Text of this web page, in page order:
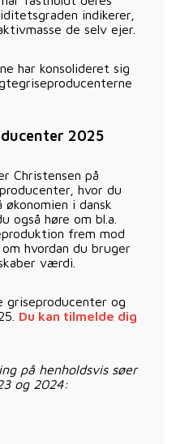
indikerer,
de selv ejer.
har konsolideret sig
2025
Christensen på
hvor du
økonomien i dansk
også høre om bl.a.
frem mod
hvordan du bruger
værdi.
griseproducenter og
Du kan tilmelde dig
på henholdsvis søer
og 2024: